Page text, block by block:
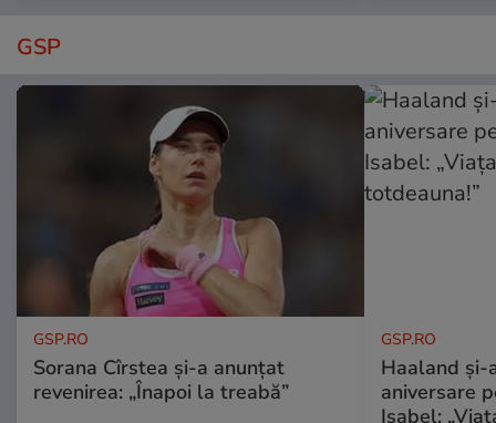
GSP
GSP.RO
Sorana Cîrstea și-a anunțat
revenirea: „Înapoi la treabă”
GSP.RO
Haaland
aniversare
Isabel: